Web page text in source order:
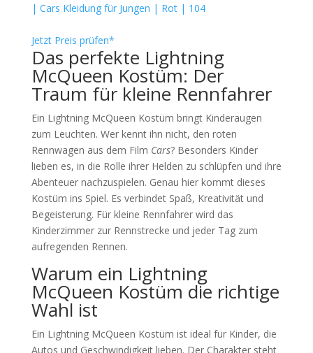
| Cars Kleidung für Jungen | Rot | 104
Jetzt Preis prüfen*
Das perfekte Lightning
McQueen Kostüm: Der
Traum für kleine Rennfahrer
Ein Lightning McQueen Kostüm bringt Kinderaugen
zum Leuchten. Wer kennt ihn nicht, den roten
Rennwagen aus dem Film Cars? Besonders Kinder
lieben es, in die Rolle ihrer Helden zu schlüpfen und ihre
Abenteuer nachzuspielen. Genau hier kommt dieses
Kostüm ins Spiel. Es verbindet Spaß, Kreativität und
Begeisterung. Für kleine Rennfahrer wird das
Kinderzimmer zur Rennstrecke und jeder Tag zum
aufregenden Rennen.
Warum ein Lightning
McQueen Kostüm die richtige
Wahl ist
Ein Lightning McQueen Kostüm ist ideal für Kinder, die
Autos und Geschwindigkeit lieben. Der Charakter steht